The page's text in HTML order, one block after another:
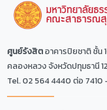
ศูนย์รังสิตอาคารปิยชาติ ชั้น
คลองหลวง จังหวัดปทุมธานี
Tel. 02 564 4440 ต่อ 7410 -